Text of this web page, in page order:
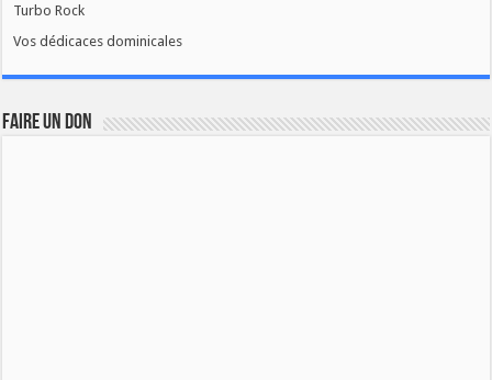
Turbo Rock
Vos dédicaces dominicales
FAIRE UN DON